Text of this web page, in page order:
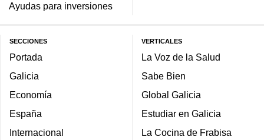
Ayudas para inversiones
SECCIONES
Portada
Galicia
Economía
España
Internacional
VERTICALES
La Voz de la Salud
Sabe Bien
Global Galicia
Estudiar en Galicia
La Cocina de Frabisa